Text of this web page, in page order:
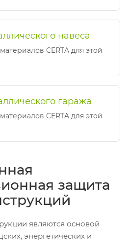
навеса
CERTA для этой
гаража
CERTA для этой
защита
являются основой
энергетических и